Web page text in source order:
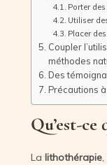
Porter
Utiliser
Placer
Coupler
méthodes
Des
Précautions
Qu’est-
La lithothérapie,